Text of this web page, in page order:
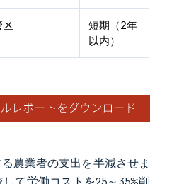
短期（2年
以内）
農業者の支出を半減させま